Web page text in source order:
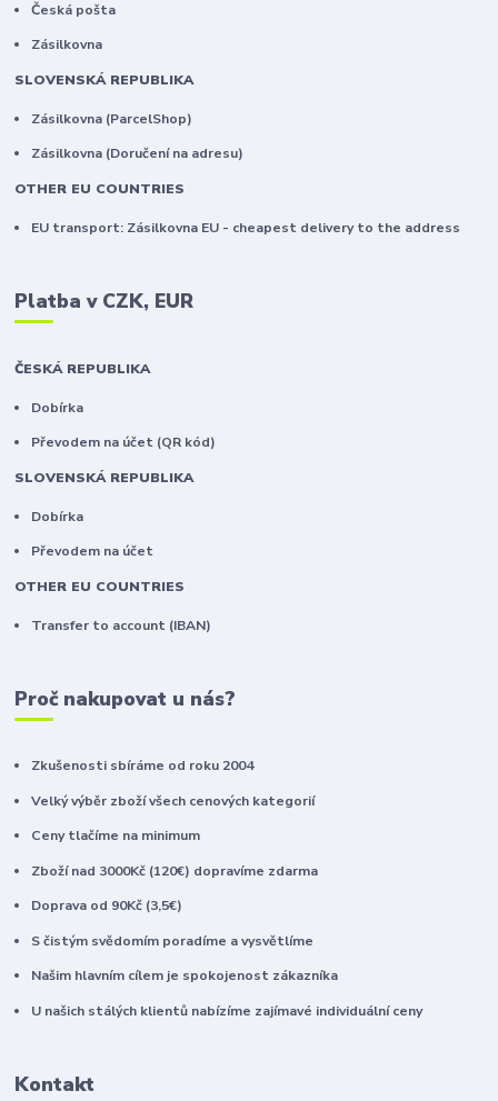
Česká pošta
Zásilkovna
SLOVENSKÁ REPUBLIKA
Zásilkovna (ParcelShop)
Zásilkovna (Doručení na adresu)
OTHER EU COUNTRIES
EU transport: Zásilkovna EU - cheapest delivery to the address
Platba v CZK, EUR
ČESKÁ REPUBLIKA
Dobírka
Převodem na účet (QR kód)
SLOVENSKÁ REPUBLIKA
Dobírka
Převodem na účet
OTHER EU COUNTRIES
Transfer to account (IBAN)
Proč nakupovat u nás?
Zkušenosti sbíráme od roku 2004
Velký výběr zboží všech cenových kategorií
Ceny tlačíme na minimum
Zboží nad 3000Kč (120€) dopravíme zdarma
Doprava od 90Kč (3,5€)
S čistým svědomím poradíme a vysvětlíme
Našim hlavním cílem je spokojenost zákazníka
U našich stálých klientů nabízíme zajímavé individuální ceny
Kontakt